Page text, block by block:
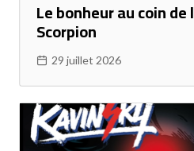
Le bonheur au coin
Scorpion
29 juillet 2026